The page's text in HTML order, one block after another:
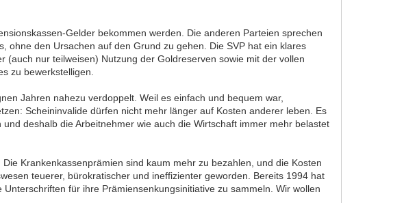
Gelder bekommen werden. Die anderen Parteien sprechen
ohne den Ursachen auf den Grund zu gehen. Die SVP hat ein klares
nur teilweisen) Nutzung der Goldreserven sowie mit der vollen
zu bewerkstelligen.
Jahren nahezu verdoppelt. Weil es einfach und bequem war,
Scheininvalide dürfen nicht mehr länger auf Kosten anderer leben. Es
deshalb die Arbeitnehmer wie auch die Wirtschaft immer mehr belastet
Krankenkassenprämien sind kaum mehr zu bezahlen, und die Kosten
teuerer, bürokratischer und ineffizienter geworden. Bereits 1994 hat
für ihre Prämiensenkungsinitiative zu sammeln. Wir wollen